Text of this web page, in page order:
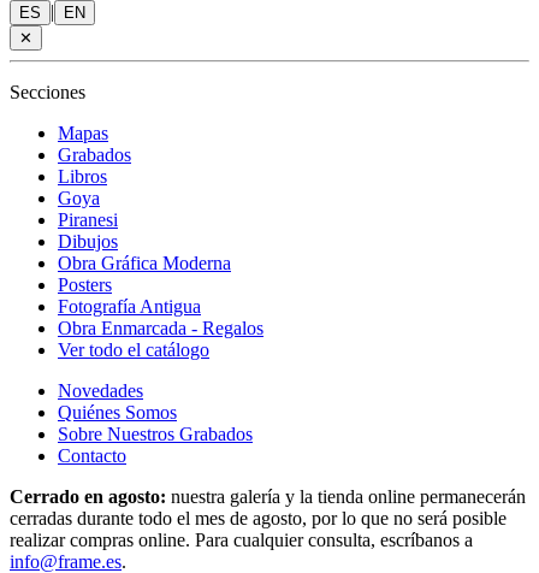
ES |
EN
✕
Secciones
Mapas
Grabados
Libros
Goya
Piranesi
Dibujos
Obra Gráfica Moderna
Posters
Fotografía Antigua
Obra Enmarcada - Regalos
Ver todo el catálogo
Novedades
Quiénes Somos
Sobre Nuestros Grabados
Contacto
Cerrado en agosto: nuestra galería y la tienda online permanecerán
cerradas durante todo el mes de agosto, por lo que no será posible
realizar compras online. Para cualquier consulta, escríbanos a
info@frame.es.